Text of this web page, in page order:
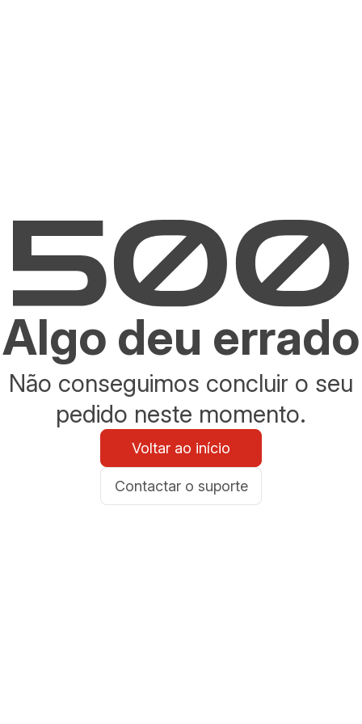
Algo deu errado
Não conseguimos concluir o seu
pedido neste momento.
Voltar ao início
Contactar o suporte